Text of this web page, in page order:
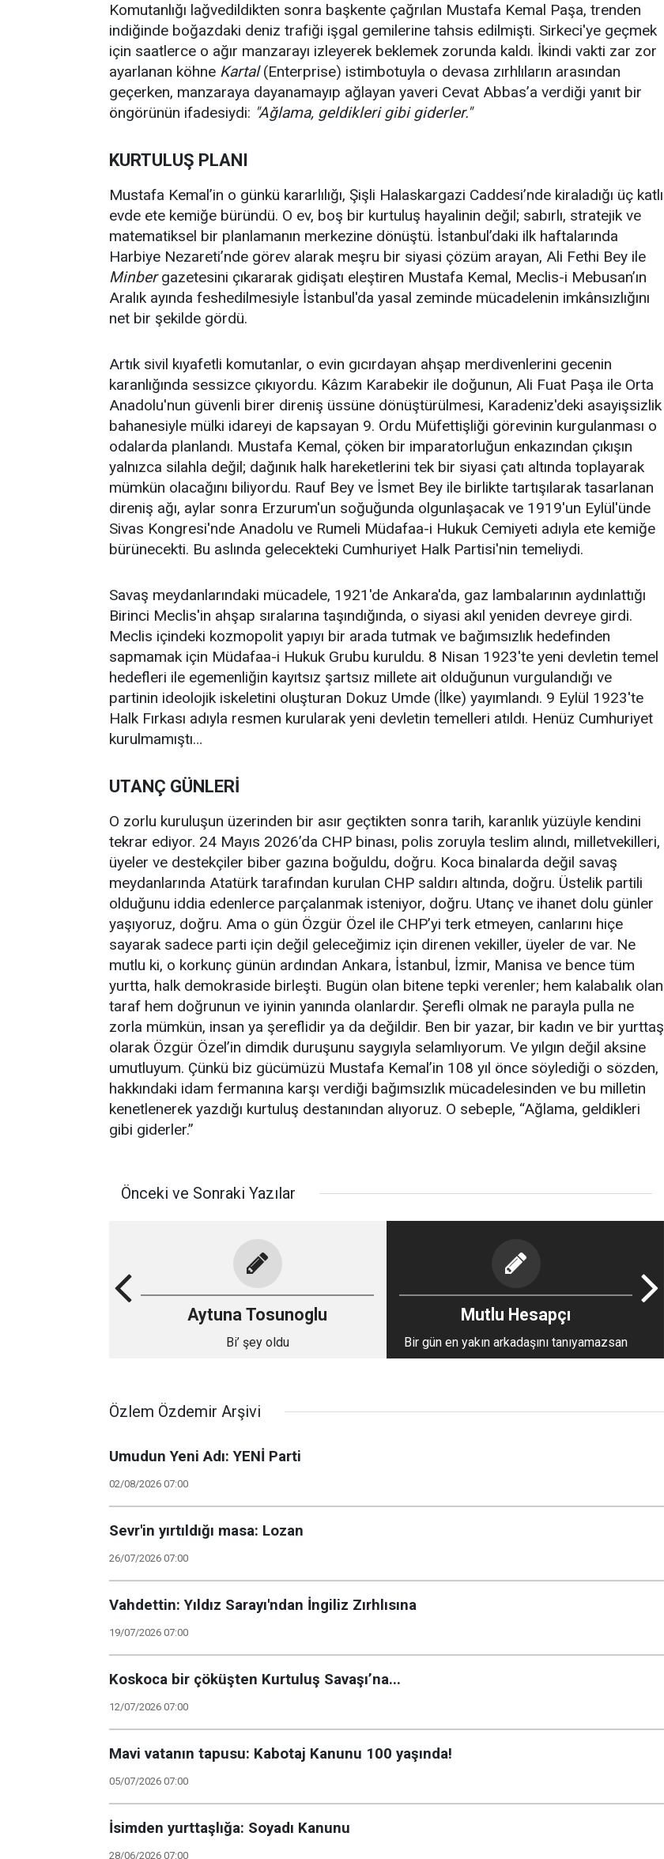
Komutanlığı lağvedildikten sonra başkente çağrılan Mustafa Kemal Paşa, trenden
indiğinde boğazdaki deniz trafiği işgal gemilerine tahsis edilmişti. Sirkeci'ye geçmek
için saatlerce o ağır manzarayı izleyerek beklemek zorunda kaldı. İkindi vakti zar zor
ayarlanan köhne Kartal(Enterprise) istimbotuyla o devasa zırhlıların arasından
geçerken, manzaraya dayanamayıp ağlayan yaveri Cevat Abbas’a verdiği yanıt bir
öngörünün ifadesiydi: "Ağlama, geldikleri gibi giderler."
KURTULUŞ PLANI
Mustafa Kemal’in o günkü kararlılığı, Şişli Halaskargazi Caddesi’nde kiraladığı üç katlı
evde ete kemiğe büründü. O ev, boş bir kurtuluş hayalinin değil; sabırlı, stratejik ve
matematiksel bir planlamanın merkezine dönüştü. İstanbul’daki ilk haftalarında
Harbiye Nezareti’nde görev alarak meşru bir siyasi çözüm arayan, Ali Fethi Bey ile
Minbergazetesini çıkararak gidişatı eleştiren Mustafa Kemal, Meclis-i Mebusan’ın
Aralık ayında feshedilmesiyle İstanbul'da yasal zeminde mücadelenin imkânsızlığını
net bir şekilde gördü.
Artık sivil kıyafetli komutanlar, o evin gıcırdayan ahşap merdivenlerini gecenin
karanlığında sessizce çıkıyordu. Kâzım Karabekir ile doğunun, Ali Fuat Paşa ile Orta
Anadolu'nun güvenli birer direniş üssüne dönüştürülmesi, Karadeniz'deki asayişsizlik
bahanesiyle mülki idareyi de kapsayan 9. Ordu Müfettişliği görevinin kurgulanması o
odalarda planlandı. Mustafa Kemal, çöken bir imparatorluğun enkazından çıkışın
yalnızca silahla değil; dağınık halk hareketlerini tek bir siyasi çatı altında toplayarak
mümkün olacağını biliyordu. Rauf Bey ve İsmet Bey ile birlikte tartışılarak tasarlanan
direniş ağı, aylar sonra Erzurum'un soğuğunda olgunlaşacak ve 1919'un Eylül'ünde
Sivas Kongresi'nde Anadolu ve Rumeli Müdafaa-i Hukuk Cemiyeti adıyla ete kemiğe
bürünecekti. Bu aslında gelecekteki Cumhuriyet Halk Partisi'nin temeliydi.
Savaş meydanlarındaki mücadele, 1921'de Ankara'da, gaz lambalarının aydınlattığı
Birinci Meclis'in ahşap sıralarına taşındığında, o siyasi akıl yeniden devreye girdi.
Meclis içindeki kozmopolit yapıyı bir arada tutmak ve bağımsızlık hedefinden
sapmamak için Müdafaa-i Hukuk Grubu kuruldu. 8 Nisan 1923'te yeni devletin temel
hedefleri ile egemenliğin kayıtsız şartsız millete ait olduğunun vurgulandığı ve
partinin ideolojik iskeletini oluşturan Dokuz Umde (İlke) yayımlandı. 9 Eylül 1923'te
Halk Fırkası adıyla resmen kurularak yeni devletin temelleri atıldı. Henüz Cumhuriyet
kurulmamıştı…
UTANÇ GÜNLERİ
O zorlu kuruluşun üzerinden bir asır geçtikten sonra tarih, karanlık yüzüyle kendini
tekrar ediyor. 24 Mayıs 2026’da CHP binası, polis zoruyla teslim alındı, milletvekilleri,
üyeler ve destekçiler biber gazına boğuldu, doğru. Koca binalarda değil savaş
meydanlarında Atatürk tarafından kurulan CHP saldırı altında, doğru. Üstelik partili
olduğunu iddia edenlerce parçalanmak isteniyor, doğru. Utanç ve ihanet dolu günler
yaşıyoruz, doğru. Ama o gün Özgür Özel ile CHP’yi terk etmeyen, canlarını hiçe
sayarak sadece parti için değil geleceğimiz için direnen vekiller, üyeler de var. Ne
mutlu ki, o korkunç günün ardından Ankara, İstanbul, İzmir, Manisa ve bence tüm
yurtta, halk demokraside birleşti. Bugün olan bitene tepki verenler; hem kalabalık olan
taraf hem doğrunun ve iyinin yanında olanlardır. Şerefli olmak ne parayla pulla ne
zorla mümkün, insan ya şereflidir ya da değildir. Ben bir yazar, bir kadın ve bir yurttaş
olarak Özgür Özel’in dimdik duruşunu saygıyla selamlıyorum. Ve yılgın değil aksine
umutluyum. Çünkü biz gücümüzü Mustafa Kemal’in 108 yıl önce söylediği o sözden,
hakkındaki idam fermanına karşı verdiği bağımsızlık mücadelesinden ve bu milletin
kenetlenerek yazdığı kurtuluş destanından alıyoruz. O sebeple, “Ağlama, geldikleri
gibi giderler.”
Önceki ve Sonraki Yazılar
Aytuna Tosunoglu
Bi’ şey oldu
Mutlu Hesapçı
Bir gün en yakın arkadaşını tanıyamazsan
Özlem Özdemir Arşivi
Umudun Yeni Adı: YENİ Parti
02/08/2026 07:00
Sevr'in yırtıldığı masa: Lozan
26/07/2026 07:00
Vahdettin: Yıldız Sarayı'ndan İngiliz Zırhlısına
19/07/2026 07:00
Koskoca bir çöküşten Kurtuluş Savaşı’na...
12/07/2026 07:00
Mavi vatanın tapusu: Kabotaj Kanunu 100 yaşında!
05/07/2026 07:00
İsimden yurttaşlığa: Soyadı Kanunu
28/06/2026 07:00